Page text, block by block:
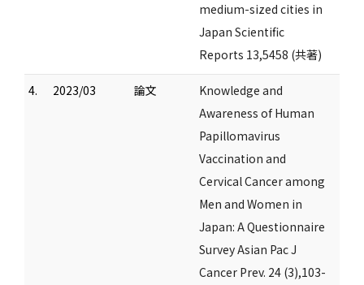
medium-sized cities in
Japan Scientific
Reports 13,5458 (共著)
4. 2023/03 論文
Knowledge and
Awareness of Human
Papillomavirus
Vaccination and
Cervical Cancer among
Men and Women in
Japan: A Questionnaire
Survey Asian Pac J
Cancer Prev. 24 (3),103-